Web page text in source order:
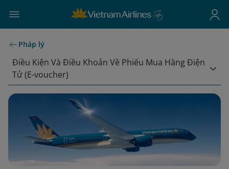
Pháp lý
Điều Kiện Và Điều Khoản Về Phiếu Mua Hàng Điện
Tử (E-voucher)